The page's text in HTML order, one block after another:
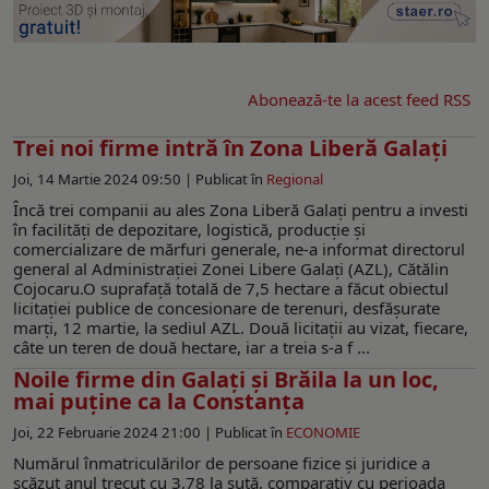
Abonează-te la acest feed RSS
Trei noi firme intră în Zona Liberă Galați
Joi, 14 Martie 2024 09:50 | Publicat în Regional
Încă trei companii au ales Zona Liberă Galați pentru a investi
în facilități de depozitare, logistică, producție și
comercializare de mărfuri generale, ne-a informat directorul
general al Administrației Zonei Libere Galați (AZL), Cătălin
Cojocaru.O suprafață totală de 7,5 hectare a făcut obiectul
licitației publice de concesionare de terenuri, desfăşurate
marți, 12 martie, la sediul AZL. Două licitații au vizat, fiecare,
câte un teren de două hectare, iar a treia s-a f ...
Noile firme din Galați și Brăila la un loc,
mai puține ca la Constanța
Joi, 22 Februarie 2024 21:00 | Publicat în ECONOMIE
Numărul înmatriculărilor de persoane fizice şi juridice a
scăzut anul trecut cu 3,78 la sută, comparativ cu perioada